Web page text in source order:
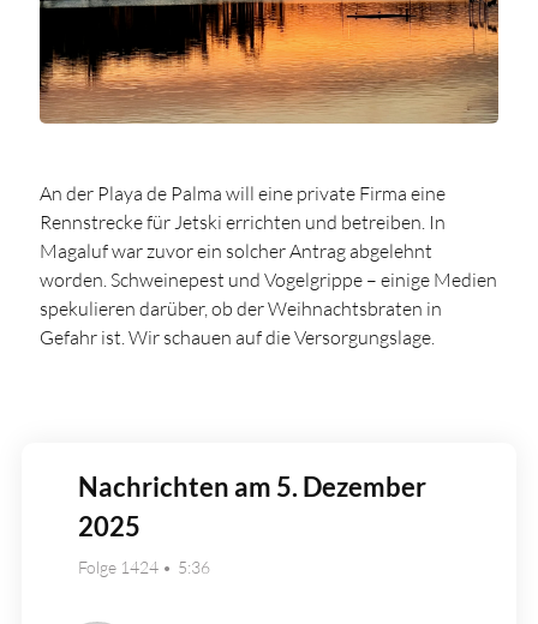
An der Playa de Palma will eine private Firma eine
Rennstrecke für Jetski errichten und betreiben. In
Magaluf war zuvor ein solcher Antrag abgelehnt
worden. Schweinepest und Vogelgrippe – einige Medien
spekulieren darüber, ob der Weihnachtsbraten in
Gefahr ist. Wir schauen auf die Versorgungslage.
Nachrichten am 5. Dezember
2025
Folge 1424 5:36